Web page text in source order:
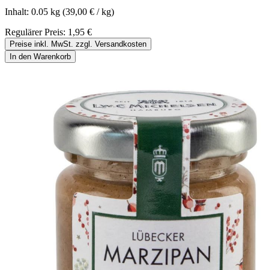
Inhalt: 0.05 kg (39,00 € / kg)
Regulärer Preis: 1,95 €
Preise inkl. MwSt. zzgl. Versandkosten
In den Warenkorb